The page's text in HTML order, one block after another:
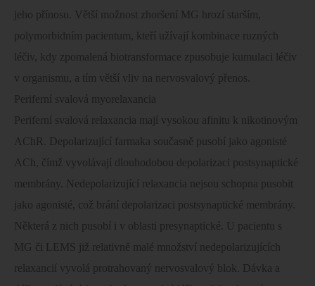
jeho přínosu. Větší možnost zhoršení MG hrozí starším,
polymorbidním pacientum, kteří užívají kombinace ruzných
léčiv, kdy zpomalená biotransformace zpusobuje kumulaci léčiv
v organismu, a tím větší vliv na nervosvalový přenos.
Periferní svalová myorelaxancia
Periferní svalová relaxancia mají vysokou afinitu k nikotinovým
AChR. Depolarizující farmaka současně pusobí jako agonisté
ACh, čímž vyvolávají dlouhodobou depolarizaci postsynaptické
membrány. Nedepolarizující relaxancia nejsou schopna pusobit
jako agonisté, což brání depolarizaci postsynaptické membrány.
Některá z nich pusobí i v oblasti presynaptické. U pacientu s
MG či LEMS již relativně malé množství nedepolarizujících
relaxancií vyvolá protrahovaný nervosvalový blok. Dávka a